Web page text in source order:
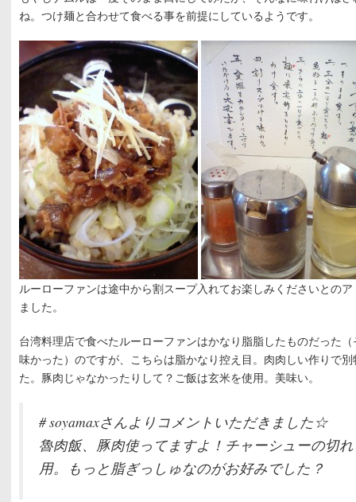
ね。つけ麺と合わせて食べる事を前提にしているようです。
ルーローファンは途中から割スープ入れてお楽しみくださいとの
ました。
台湾料理店で食べたルーローファンはかなり脂脂したものだった
味かった）のですが、こちらは脂かなり控え目。肉肉しい作りで
た。豚肉じゃなかったりして？ご飯は玄米を使用。美味い。
# soyamaxさんよりコメントいただきました☆
魯肉飯、豚肉使ってますよ！チャーシューの切
用。もっと脂ぎっしゅなのがお好みでした？